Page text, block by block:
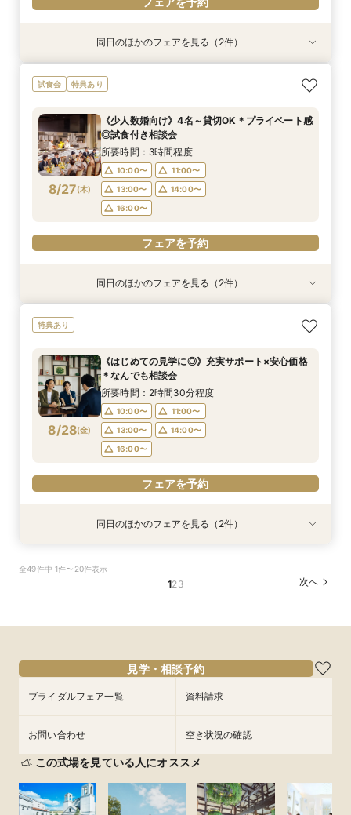
特典あり
8/25(火)
《少人数婚向け》4名～貸切OK＊プライベート感
◎試食付き相談会
10:00〜
11:00〜
13:00〜
14:00〜
16:00〜
フェアを予約
8/25(火)
《はじめての見学に◎》充実サポート×安心価格
＊なんでも相談会
10:00〜
11:00〜
13:00〜
14:00〜
16:00〜
フェアを予約
同日のほかのフェアを見る（2件）
試食会 特典あり
8/27(木)
《少人数婚向け》4名～貸切OK＊プライベート感
◎試食付き相談会
所要時間：3時間程度
10:00〜
11:00〜
13:00〜
14:00〜
16:00〜
フェアを予約
8/27 木)
《はじめての見学に◎》充実サポート×安心価格
10:00〜
11:00〜
13:00〜
14:00〜
16:00〜
フェアを予約
特典あり
8/27 木)
平日フェア《試食付》チャペル体験×選べる会場
10:00〜
11:00〜
13:00〜
14:00〜
16:00〜
フェアを予約
同日のほかのフェアを見る（2件）
特典あり
8/28(金)
《はじめての見学に◎》充実サポート×安心価格
＊なんでも相談会
所要時間：2時間30分程度
10:00〜
11:00〜
13:00〜
14:00〜
16:00〜
フェアを予約
特典あり
8/28
◎試食付き相談会
特典あり
8/28
見学×見積り相談
同日のほかのフェアを見る（2件）
全49件中 1件〜20件表示
123 次へ
見学・相談予約
ブライダルフェア一覧 資料請求
お問い合わせ 空き状況の確認
この式場を見ている人にオススメ